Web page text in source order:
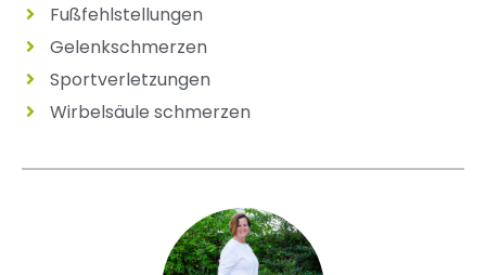
Fußfehlstellungen
Gelenkschmerzen
Sportverletzungen
Wirbelsäule schmerzen